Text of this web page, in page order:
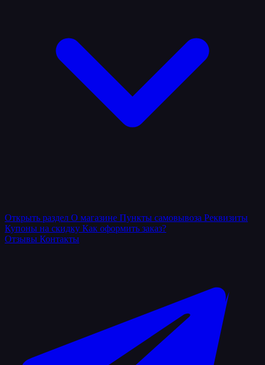
Открыть раздел О магазине Пункты самовывоза Реквизиты
Купоны на скидку Как оформить заказ?
Отзывы Контакты